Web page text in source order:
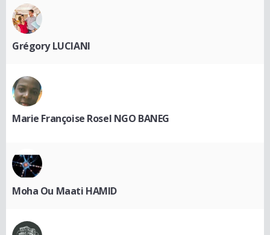
Grégory LUCIANI
Marie Françoise Rosel NGO BANEG
Moha Ou Maati HAMID